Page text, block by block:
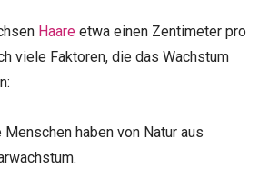
Haare etwa einen Zentimeter pro
viele Faktoren, die das Wachstum
haben von Natur aus